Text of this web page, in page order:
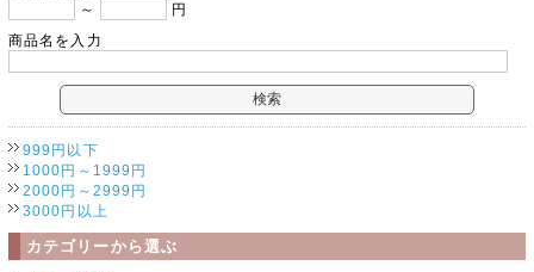
～
円
商品名を入力
999円以下
1000円～1999円
2000円～2999円
3000円以上
カテゴリーから選ぶ